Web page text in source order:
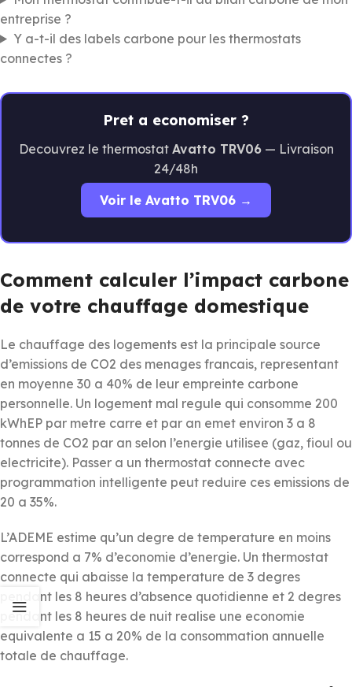
entreprise ?
Y a-t-il des labels carbone pour les thermostats
connectes ?
Pret a economiser ?
Decouvrez le thermostat Avatto TRV06— Livraison
24/48h
Voir le Avatto TRV06 →
Comment calculer l’impact carbone
de votre chauffage domestique
Le chauffage des logements est la principale source
d’emissions de CO2 des menages francais, representant
en moyenne 30 a 40% de leur empreinte carbone
personnelle. Un logement mal regule qui consomme 200
kWhEP par metre carre et par an emet environ 3 a 8
tonnes de CO2 par an selon l’energie utilisee (gaz, fioul ou
electricite). Passer a un thermostat connecte avec
programmation intelligente peut reduire ces emissions de
20 a 35%.
L’ADEME estime qu’un degre de temperature en moins
correspond a 7% d’economie d’energie. Un thermostat
connecte qui abaisse la temperature de 3 degres
pendant les 8 heures d’absence quotidienne et 2 degres
pendant les 8 heures de nuit realise une economie
equivalente a 15 a 20% de la consommation annuelle
totale de chauffage.